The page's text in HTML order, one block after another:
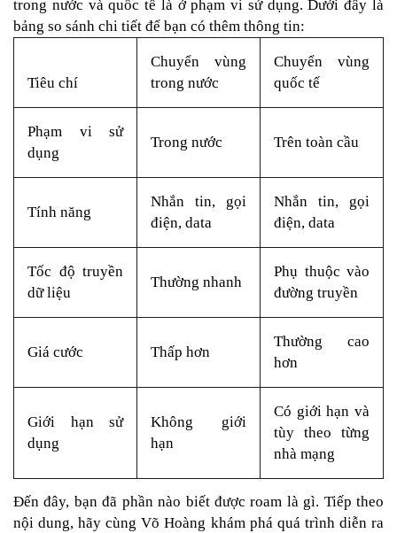
trong nước và quốc tế là ở phạm vi sử dụng. Dưới đây là
bảng so sánh chi tiết để bạn có thêm thông tin:
Tiêu chí
Chuyển vùng
trong nước
Chuyển vùng
quốc tế
Phạm vi sử
dụng
Trong nước Trên toàn cầu
Tính năng
Nhắn tin, gọi
điện, data
Nhắn tin, gọi
điện, data
Tốc độ truyền
dữ liệu
Thường nhanh
Phụ thuộc vào
đường truyền
Giá cước Thấp hơn
Thường cao
hơn
Giới hạn sử
dụng
Không giới
hạn
Có giới hạn và
tùy theo từng
nhà mạng
Đến đây, bạn đã phần nào biết được roam là gì. Tiếp theo
nội dung, hãy cùng Võ Hoàng khám phá quá trình diễn ra